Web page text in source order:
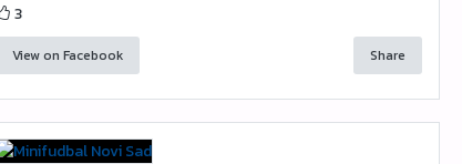
3
View on Facebook Share